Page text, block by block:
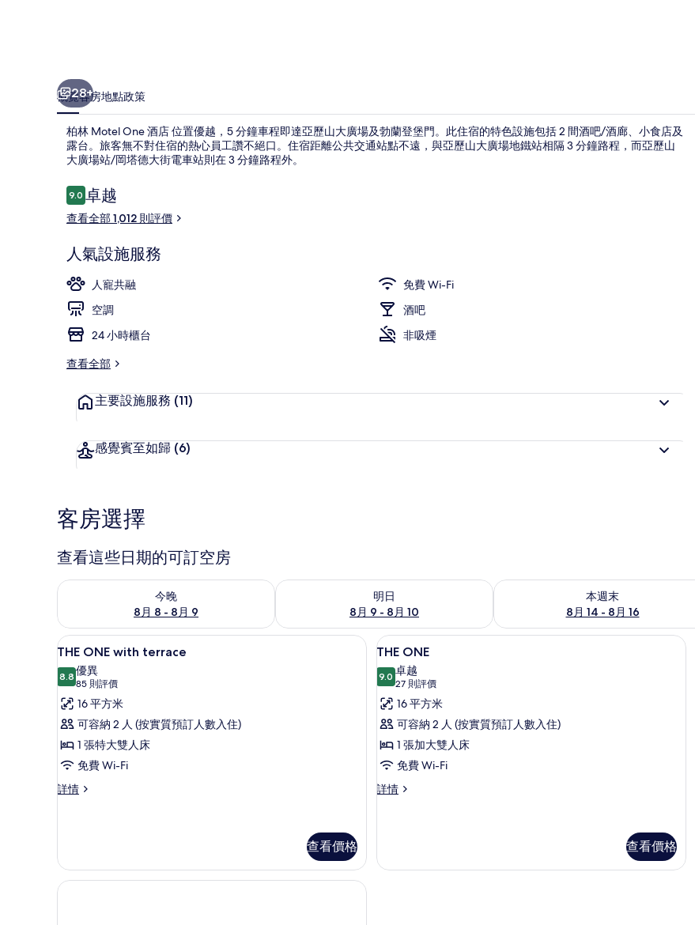
28+
概覽客房地點政策
柏林 Motel One 酒店 位置優越，5 分鐘車程即達亞歷山大廣場及勃蘭登堡門。此住宿的特色設施包括 2 間酒吧/酒廊、小食店及
露台。旅客無不對住宿的熱心員工讚不絕口。住宿距離公共交通站點不遠，與亞歷山大廣場地鐵站相隔 3 分鐘路程，而亞歷山
大廣場站/岡塔德大街電車站則在 3 分鐘路程外。
評
價
9.09.0 分，滿分 10 分，
卓越
查看全部 1,012 則評價
人氣設施服務
人寵共融
免費 Wi-Fi
空調
酒吧
24 小時櫃台
非吸煙
查看全部
主要設施服務 (11)
感覺賓至如歸 (6)
客房選擇
查看這些日期的可訂空房
今晚
8月 8 - 8月 9
查看今晚 8月 8 - 8月 9的可訂空房
明日
8月 9 - 8月 10
查看明日 8月 9 - 8月 10的可訂空房
本週末
8月 14 - 8月 16
查看本週末 8月 14 - 8月 16的可訂空房
載
入
所
有
THE
ONE
with
terrace
的
THE ONE with terrace | 住宿內酒吧 | 2 間酒吧/酒廊
9
THE ONE with terrace
8.88.8 分，滿分 10 分
優異
85 則評價
(85
則
評
價)
16 平方米
可容納 2 人 (按實質預訂人數入住)
1 張特大雙人床
免費 Wi-Fi
詳情
THE
情
查看價格
載
入
所
有
THE
ONE
的
相
防敏寢具、房內夾萬、書桌、隔音
8
THE ONE
9.09.0 分，滿分 10 分
卓越
27 則評價
(27
則
評
價)
16 平方米
可容納 2 人 (按實質預訂人數入住)
1 張加大雙人床
免費 Wi-Fi
詳情
THE
查看價格